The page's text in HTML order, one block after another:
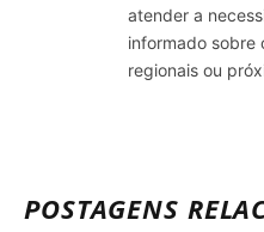
atender a
informado sobre
regionais ou
POSTAGENS